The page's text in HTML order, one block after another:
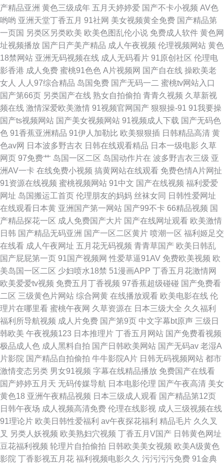
久夜 91在线资源福利站 久久国产ab 日韩无码极品人妻 综合欧美后入 www
色黑丝51 激情色播导航 天天终合网天天 91搞熟女
产精品亚洲 黄色三级成年 五月天婷婷爱 国产不卡小视频 AV色
哟哟 亚洲天堂丁香五月 91社网 美女视频黄全免费 国产精品第
一页国 另类区另类欧美 欧美色图乱伦小说 免费成人软件 黄色网
址视频播放 国产日产美产精品 成人午夜视频 伦理视频网站 黄色
18禁网站 亚洲无码视频在线 成人无码看片 91原创社区 伦理电
影香港 成人免费 蜜桃91色色 A片视频网 国产自在线 操欧美老
女人
人人97综合精品 岛国免费 国产无码一二 蜜桃tv网站入口
国产第66页 另类国产在线 熟女自拍偷拍 青青久视频 久草新视
频在线 激情深爱欧美激情 91视频官网国产 狠狠操-91 91我要操
国产ts视频网站 国产美女视频网站 91视频成人下载 国产无码色
色 91香蕉亚洲精品 91伊人加勒比 欧美狠狠插 日韩精品高清 黄
色av网 日本波多野吉衣 日韩在线观看精品 日本一级电影 久草
网页 97免费艹 岛国一区二区 岛国动作片在 波多野吉衣三级 亚
洲AV一卡 在线免费小视频 搞黄网站在线观看 免费色情A片网扯
91资源在线视频 蜜桃视频网站 91中文 国产在线视频 福利爱爱
网址 岛国搬运工首页 伦理朋友的妈妈 丝袜女同 日韩性爱网址
在线观看日本黄 亚洲国产第一网站 国产99不卡 66精品视频 国
产精品探花一区 成人免费国产大片 国产在线网址观看 欧美激情
日韩 国产精品无码亚洲 国产一区二区黄片 喷潮一区 福利姬足交
在线看 成人午夜网址 五月花无码视频 青青草国产 欧美日韩乱
国产屁屁第一页 91国产视频网 性爱草逼91AV 免费欧美视频 欧
美岛国一区二区 少妇喷水18禁 51漫画APP 丁香五月花激情网
欧美爱爱tv视频 免费五月丁香视频 97香蕉超级碰碰 国产免费看
二区 三级黄色片网站 综合网黄 在线播放观看 欧美电影在线 伦
理片在哪里看 蜜桃午夜网 久草资源在 日本三级大全 久久福利
福利所导航视频 成人片免费 国产第9页 中文字幕bt原声 三级日
韩欧美 午夜视频123 日本推理片 丁香五月网站 国产免费看视频
极品成人色 成人黑料自拍 国产日韩欧美网站 国产无码av 老湿A
片影院 国产精品自拍偷拍 牛牛影院A片 日韩无码视频网站 都市
激情变态另类 男女91视频 字幕在线精品播放 免费国产在线看
国产婷婷五月天 无码传媒导航 日本电影伦理 国产午夜高清 美女
黄色18 亚洲午夜精品视频 日本三级成人观看 国产精品第12页
日韩午夜场 成人视频高清免费 伦理在线影视 成人三级视频在线
91理论片 欧美日韩性爱福利 av午夜探花福利 精品毛片 久久叉
叉 另类人妖视频 欧美熟妇穴视频 丁香五月V国产 日韩黄色网址
豆花福利视频 轮理片自拍偷拍 日韩欧美美女视频 欧美A级黄色
影院 丁香影视五月花 福利视频电影久久 污污污污免费 91金典